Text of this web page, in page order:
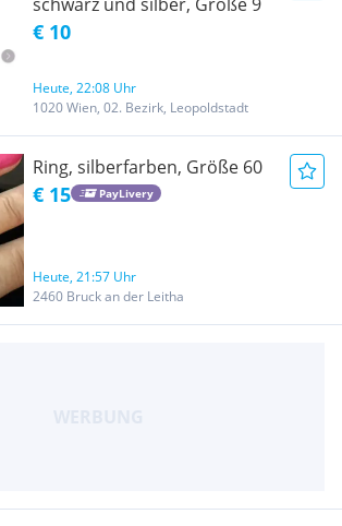
€ 10
Heute, 22:08 Uhr
1020 Wien, 02. Bezirk, Leopoldstadt
Ring, silberfarben, Größe 60
€ 15 PayLivery
Heute, 21:57 Uhr
2460 Bruck an der Leitha